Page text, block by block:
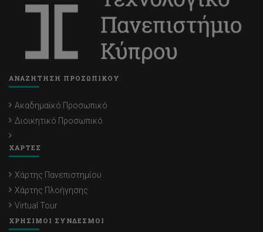
ΑΝΑΖΗΤΗΣΗ ΠΡΟΣΩΠΙΚΟΥ
Ακαδημαϊκό Προσωπικό
Διοικητικό Προσωπικό
ΧΑΡΤΕΣ
Χάρτης Πανεπιστημίου
Χάρτης Πλοήγησης
Virtual Tour
ΧΡΗΣΙΜΟΙ ΣΥΝΔΕΣΜΟΙ